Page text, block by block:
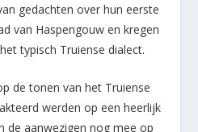
gedachten over hun eerste
van Haspengouw en kregen
typisch Truiense dialect.
de tonen van het Truiense
werden op een heerlijk
de aanwezigen nog mee op